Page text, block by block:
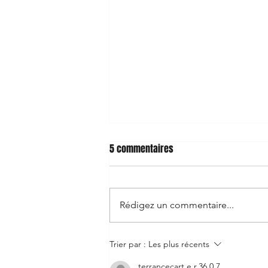
📚 avisLivre.com : la plateforme
simple et efficace pour trouver
5 commentaires
Rédigez un commentaire...
Trier par : Les plus récents